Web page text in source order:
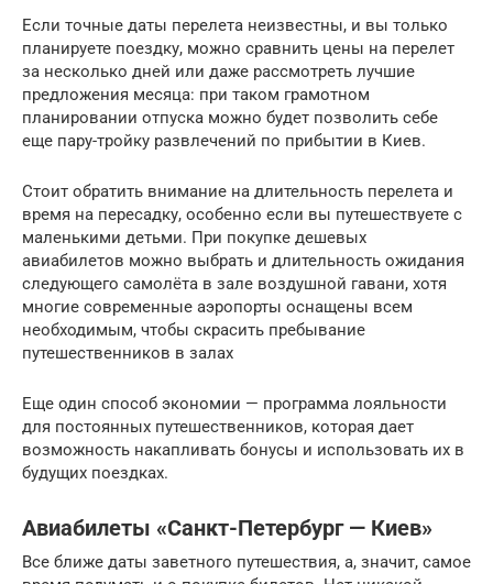
Если точные даты перелета неизвестны, и вы только
планируете поездку, можно сравнить цены на перелет
за несколько дней или даже рассмотреть лучшие
предложения месяца: при таком грамотном
планировании отпуска можно будет позволить себе
еще пару-тройку развлечений по прибытии в Киев.
Стоит обратить внимание на длительность перелета и
время на пересадку, особенно если вы путешествуете с
маленькими детьми. При покупке дешевых
авиабилетов можно выбрать и длительность ожидания
следующего самолёта в зале воздушной гавани, хотя
многие современные аэропорты оснащены всем
необходимым, чтобы скрасить пребывание
путешественников в залах
Еще один способ экономии — программа лояльности
для постоянных путешественников, которая дает
возможность накапливать бонусы и использовать их в
будущих поездках.
Авиабилеты «Санкт-Петербург — Киев»
Все ближе даты заветного путешествия, а, значит, самое